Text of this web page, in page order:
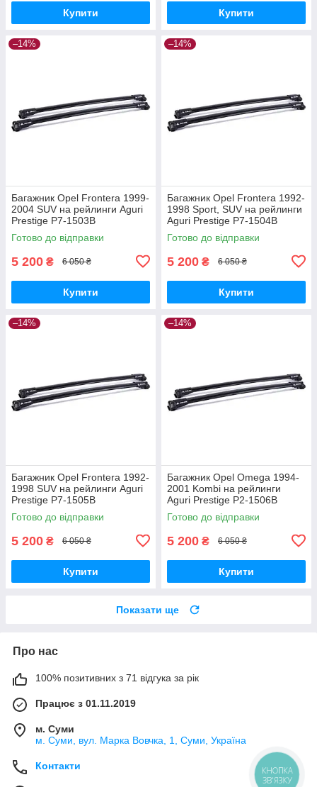
Купити Купити
–14%
Багажник Opel Frontera 1999-
2004 SUV на рейлинги Aguri
Prestige P7-1503B
Готово до відправки
5 200 ₴ 6 050 ₴
Купити
–14%
Багажник Opel Frontera 1992-
1998 Sport, SUV на рейлинги
Aguri Prestige P7-1504B
Готово до відправки
5 200 ₴ 6 050 ₴
Купити
–14%
Багажник Opel Frontera 1992-
1998 SUV на рейлинги Aguri
Prestige P7-1505B
Готово до відправки
5 200 ₴ 6 050 ₴
Купити
–14%
Багажник Opel Omega 1994-
2001 Kombi на рейлинги
Aguri Prestige P2-1506B
Готово до відправки
5 200 ₴ 6 050 ₴
Купити
Показати ще
Про нас
100% позитивних з 71 відгука за рік
Працює з 01.11.2019
м. Суми
м. Суми, вул. Марка Вовчка, 1, Суми, Україна
Контакти
КНОПКА
ЗВ'ЯЗКУ